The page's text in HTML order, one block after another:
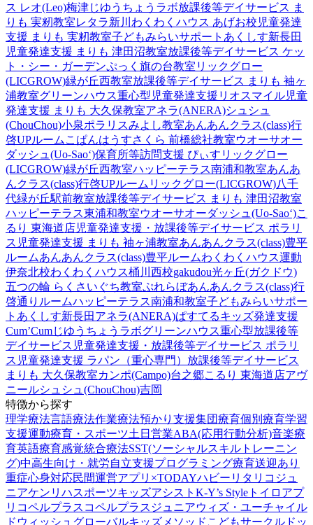
ス レオ(Leo)梅津じゆうちょうラボ放課後等デイサービス ま
りも 実籾教室レタラ新川 わくわくハウス あげお校 児童発達
支援 まりも 実籾教室子どもみらいサポートあくしす新長田
児童発達支援 まりも 津田沼教室放課後等デイサービス ケッ
ト・シー・ガーデンぷっく旗の台教室 リックグロー
(LICGROW)緑が丘西教室放課後等デイサービス まりも 袖ヶ
浦教室グリーンハウス重心型児童発達支援 リオスマイル児童
発達支援 まりも 大久保教室アネラ(ANERA)シュシュ
(ChouChou)小泉ポラリスみよし教室あんあんクラス(class)行
啓UPルーム こぱんはうすさくら 前橋総社教室ウオーサオー
ダッシュ(Uo-Sao‘)保育所等訪問支援 ぴぃす リックグロー
(LICGROW)緑が丘西教室ハッピーテラス南浦和教室あんあ
んクラス(class)行啓UPルーム リックグロー(LICGROW)八千
代緑が丘駅前教室放課後等デイサービス まりも 津田沼教室
ハッピーテラス東浦和教室ウオーサオーダッシュ(Uo-Sao‘)こ
るり 東海道店児童発達支援・放課後等デイサービス ポラリ
ス 児童発達支援 まりも 袖ヶ浦教室あんあんクラス(class)豊平
ルームあんあんクラス(class)豊平ルームわくわくハウス運動
伊奈北校わくわくハウス桶川西校gakudou光ヶ丘(ガクドウ)
五つの輪 らくさいぐち教室ぷれらぼあんあんクラス(class)行
啓通りルームハッピーテラス南浦和教室子どもみらいサポー
トあくしす新長田 アネラ(ANERA)ぱすてるキッズ発達支援
Cum’Cumじゆうちょうラボグリーンハウス重心型放課後等
デイサービス 児童発達支援・放課後等デイサービス ポラリ
ス 児童発達支援 ラパン（重心専門） 放課後等デイサービス
まりも 大久保教室カンポ(Campo)台之郷こるり 東海道店アヴ
ニールシュシュ(ChouChou)吉岡
特徴から探す
理学療法言語療法作業療法預かり支援集団療育個別療育学習
支援運動療育・スポーツ土日営業ABA(応用行動分析)音楽療
育英語療育感覚統合療法SST(ソーシャルスキルトレーニン
グ)中高生向け・就労自立支援プログラミング療育送迎あり
重症心身対応民間運営アプリ×TODAYハビー リタリコジュ
ニアケンリハスポーツキッズアシスト K-Y’s Style トイロ アプ
リ コペルプラス コペルプラスジュニアウィズ・ユーチャイル
ドウィッシュ グローバルキッズメソッド こどもサークル ドッ